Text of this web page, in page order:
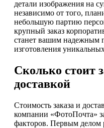
детали изображения на
независимо от того,
небольшую партию
крупный заказ
станет вашим надежным
изготовления
Сколько стоит
доставкой
Стоимость заказа и
компании «ФотоПочта»
факторов. Первым делом